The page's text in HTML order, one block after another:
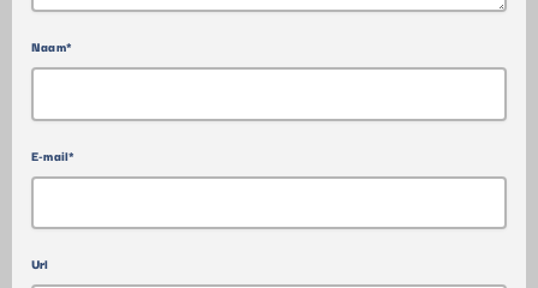
Naam*
E-mail*
Url